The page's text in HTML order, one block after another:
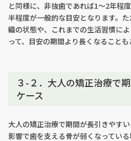
と同様に、非抜歯であれば1〜2年程
半程度が一般的な目安となります。
織の状態や、これまでの生活習慣に
って、目安の期間より長くなることも
３-２．大人の矯正治療で
ケース
大人の矯正治療で期間が長引きやす
影響で歯を支える骨が弱くなってい